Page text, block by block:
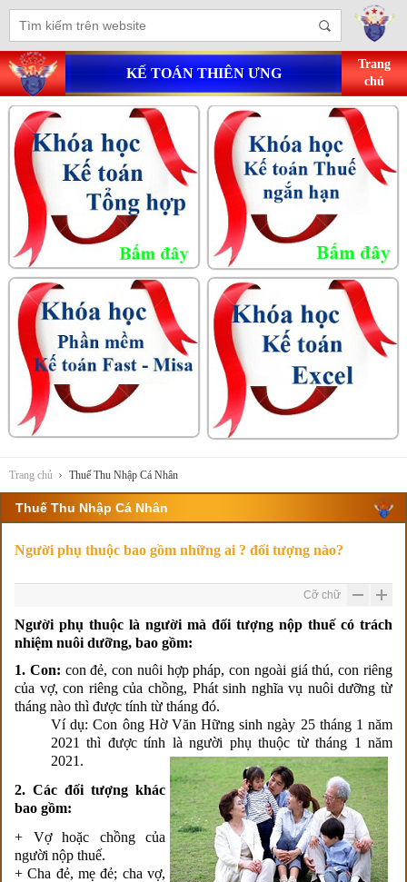
KẾ TOÁN THIÊN ƯNG
Trang
chủ
Trang chủ Thuế Thu Nhập Cá Nhân
Thuế Thu Nhập Cá Nhân
Người phụ thuộc bao gồm những ai ? đối tượng nào?
Cỡ chữ
Người phụ thuộc là người mà đối tượng nộp thuế có trách
nhiệm nuôi dưỡng, bao gồm:
1. Con: con đẻ, con nuôi hợp pháp, con ngoài giá thú, con riêng
của vợ, con riêng của chồng, Phát sinh nghĩa vụ nuôi dưỡng từ
tháng nào thì được tính từ tháng đó.
Ví dụ: Con ông Hờ Văn Hững sinh ngày 25 tháng 1 năm
2021 thì được tính là người phụ thuộc từ tháng 1 năm
2021.
2. Các đối tượng khác
bao gồm:
+ Vợ hoặc chồng của
người nộp thuế.
+ Cha đẻ, mẹ đẻ; cha vợ,